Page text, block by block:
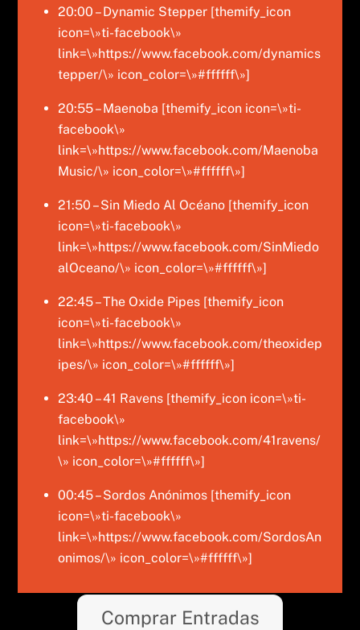
20:00 – Dynamic Stepper [themify_icon
icon=\»ti-facebook\»
link=\»https://www.facebook.com/dynamics
tepper/\» icon_color=\»#ffffff\»]
20:55 – Maenoba [themify_icon icon=\»ti-
facebook\»
link=\»https://www.facebook.com/Maenoba
Music/\» icon_color=\»#ffffff\»]
21:50 – Sin Miedo Al Océano [themify_icon
icon=\»ti-facebook\»
link=\»https://www.facebook.com/SinMiedo
alOceano/\» icon_color=\»#ffffff\»]
22:45 – The Oxide Pipes [themify_icon
icon=\»ti-facebook\»
link=\»https://www.facebook.com/theoxidep
ipes/\» icon_color=\»#ffffff\»]
23:40 – 41 Ravens [themify_icon icon=\»ti-
facebook\»
link=\»https://www.facebook.com/41ravens/
\» icon_color=\»#ffffff\»]
00:45 – Sordos Anónimos [themify_icon
icon=\»ti-facebook\»
link=\»https://www.facebook.com/SordosAn
onimos/\» icon_color=\»#ffffff\»]
Comprar Entradas